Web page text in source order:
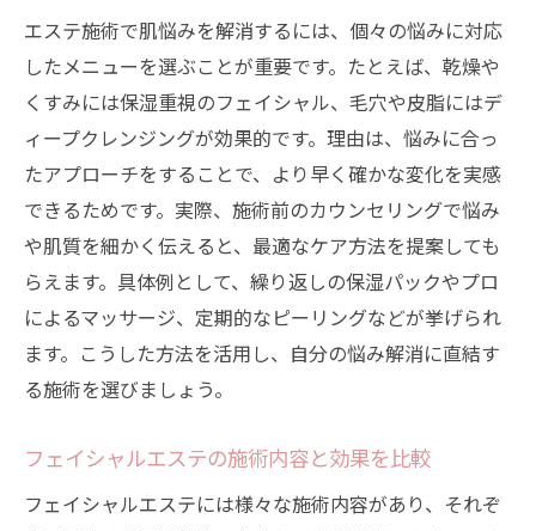
エステ施術で肌悩みを解消するには、個々の悩みに対応
したメニューを選ぶことが重要です。たとえば、乾燥や
くすみには保湿重視のフェイシャル、毛穴や皮脂にはデ
ィープクレンジングが効果的です。理由は、悩みに合っ
たアプローチをすることで、より早く確かな変化を実感
できるためです。実際、施術前のカウンセリングで悩み
や肌質を細かく伝えると、最適なケア方法を提案しても
らえます。具体例として、繰り返しの保湿パックやプロ
によるマッサージ、定期的なピーリングなどが挙げられ
ます。こうした方法を活用し、自分の悩み解消に直結す
る施術を選びましょう。
フェイシャルエステの施術内容と効果を比較
フェイシャルエステには様々な施術内容があり、それぞ